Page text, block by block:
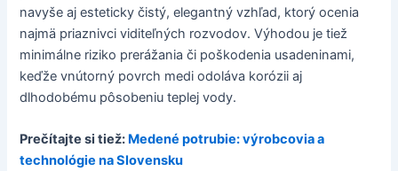
navyše aj esteticky čistý, elegantný vzhľad, ktorý ocenia
najmä priaznivci viditeľných rozvodov. Výhodou je tiež
minimálne riziko prerážania či poškodenia usadeninami,
keďže vnútorný povrch medi odoláva korózii aj
dlhodobému pôsobeniu teplej vody.
Prečítajte si tiež: Medené potrubie: výrobcovia a
technológie na Slovensku